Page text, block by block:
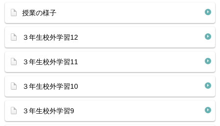
授業の様子
３年生校外学習12
３年生校外学習11
３年生校外学習10
３年生校外学習9